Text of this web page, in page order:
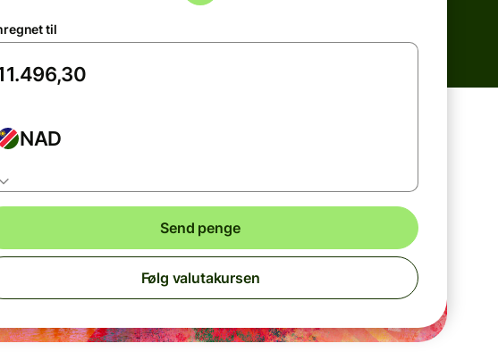
til
NAD
Send penge
Følg valutakursen